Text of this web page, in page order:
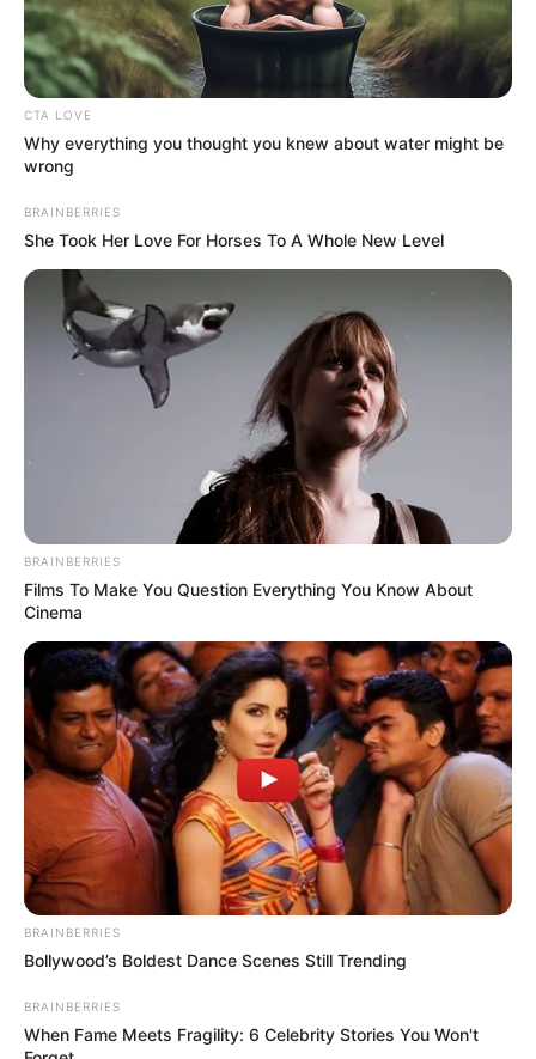
CTA LOVE
Why everything you thought you knew about water might be
wrong
BRAINBERRIES
She Took Her Love For Horses To A Whole New Level
BRAINBERRIES
Films To Make You Question Everything You Know About
Cinema
BRAINBERRIES
Bollywood’s Boldest Dance Scenes Still Trending
BRAINBERRIES
When Fame Meets Fragility: 6 Celebrity Stories You Won't